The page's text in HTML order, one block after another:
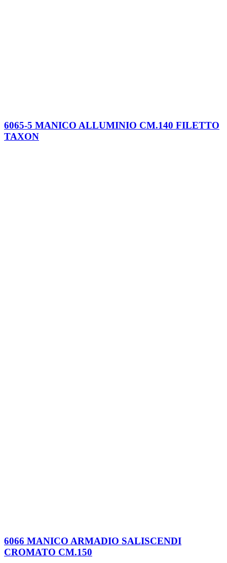
6065-5 MANICO ALLUMINIO CM.140 FILETTO
TAXON
6066 MANICO ARMADIO SALISCENDI
CROMATO CM.150